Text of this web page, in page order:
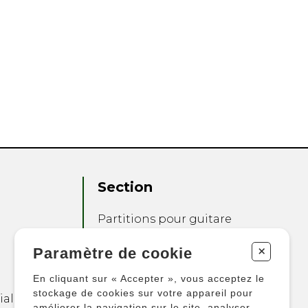
Section
Partitions pour guitare
instruments
Partitions pour
ensembles
Paramètre de cookie +
En cliquant sur « Accepter », vous acceptez le
stockage de cookies sur votre appareil pour